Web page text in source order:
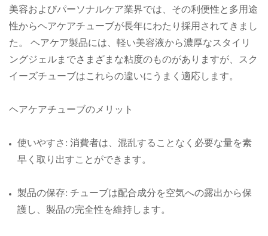
美容およびパーソナルケア業界では、その利便性と多用途
性からヘアケアチューブが長年にわたり採用されてきまし
た。 ヘアケア製品には、軽い美容液から濃厚なスタイリ
ングジェルまでさまざまな粘度のものがありますが、スク
イーズチューブはこれらの違いにうまく適応します。
ヘアケアチューブのメリット
使いやすさ: 消費者は、混乱することなく必要な量を素
早く取り出すことができます。
製品の保存: チューブは配合成分を空気への露出から保
護し、製品の完全性を維持します。